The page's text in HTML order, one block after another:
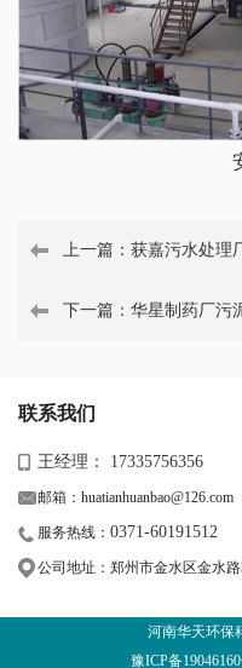
上一篇： 获嘉污水处理
下一篇： 华星制药厂污
联系我们
王经理： 17335756356
邮箱：huatianhuanbao@126.com
服务热线： 0371-60191512
公司地址：郑州市金水区金水
河南华天环保
豫ICP备